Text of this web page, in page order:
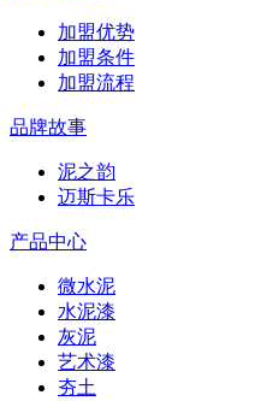
加盟优势
加盟条件
加盟流程
品牌故事
泥之韵
迈斯卡乐
产品中心
微水泥
水泥漆
灰泥
艺术漆
夯土